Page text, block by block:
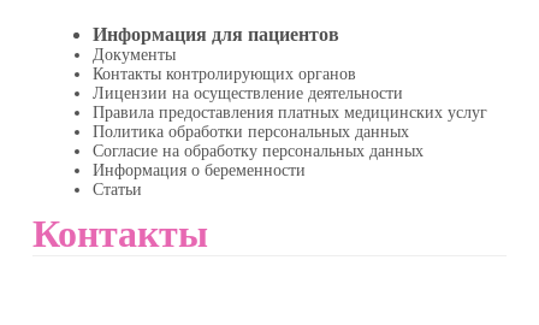
Информация для пациентов
Документы
Контакты контролирующих органов
Лицензии на осуществление деятельности
Правила предоставления платных медицинских услуг
Политика обработки персональных данных
Согласие на обработку персональных данных
Информация о беременности
Статьи
Контакты